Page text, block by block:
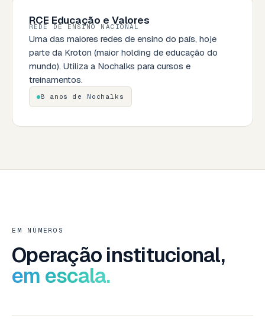
RCE Educação e Valores
REDE DE ENSINO NACIONAL
Uma das maiores redes de ensino do país, hoje
parte da Kroton (maior holding de educação do
mundo). Utiliza a Nochalks para cursos e
treinamentos.
8 anos de Nochalks
EM NÚMEROS
Operação institucional,
em escala.